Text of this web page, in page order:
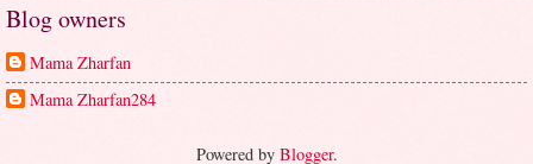
Blog owners
Mama Zharfan
Mama Zharfan284
Powered by Blogger.